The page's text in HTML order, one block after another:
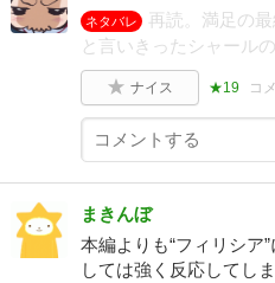
ネタバレ
再読。満足の
と言いきったシャール
ナイス ★19 コ
まきんぼ
本編よりも“フィリシア
しては強く反応してし